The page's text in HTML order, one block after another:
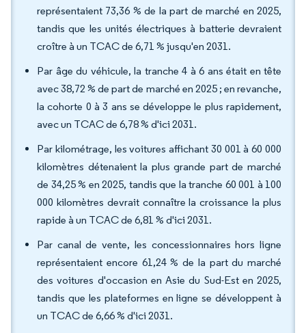
représentaient 73,36 % de la part de marché en 2025,
tandis que les unités électriques à batterie devraient
croître à un TCAC de 6,71 % jusqu'en 2031.
Par âge du véhicule, la tranche 4 à 6 ans était en tête
avec 38,72 % de part de marché en 2025 ; en revanche,
la cohorte 0 à 3 ans se développe le plus rapidement,
avec un TCAC de 6,78 % d'ici 2031.
Par kilométrage, les voitures affichant 30 001 à 60 000
kilomètres détenaient la plus grande part de marché
de 34,25 % en 2025, tandis que la tranche 60 001 à 100
000 kilomètres devrait connaître la croissance la plus
rapide à un TCAC de 6,81 % d'ici 2031.
Par canal de vente, les concessionnaires hors ligne
représentaient encore 61,24 % de la part du marché
des voitures d'occasion en Asie du Sud-Est en 2025,
tandis que les plateformes en ligne se développent à
un TCAC de 6,66 % d'ici 2031.